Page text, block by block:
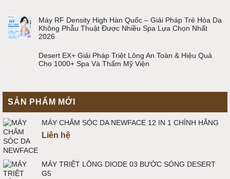
Máy RF Density High Hàn Quốc – Giải Pháp Trẻ Hóa Da
Không Phẫu Thuật Được Nhiều Spa Lựa Chọn Nhất
2026
Desert EX+ Giải Pháp Triệt Lông An Toàn & Hiệu Quả
Cho 1000+ Spa Và Thẩm Mỹ Viện
SẢN PHẨM MỚI
MÁY CHĂM SÓC DA NEWFACE 12 IN 1 CHÍNH HÃNG
Liên hệ
MÁY TRIỆT LÔNG DIODE 03 BƯỚC SÓNG DESERT
G5